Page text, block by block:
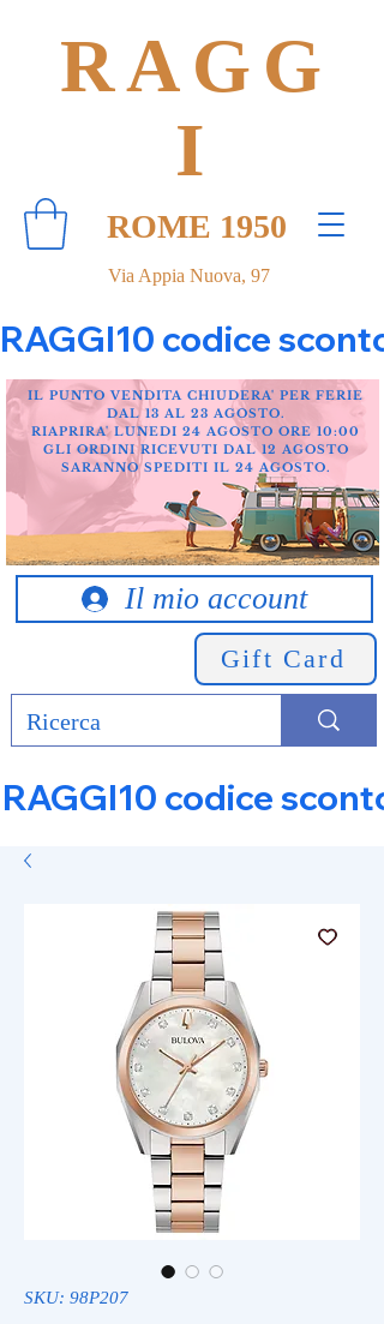
Via Appia Nuova, 97
RAGG
I
ROME 1950
RAGGI10 codice
Il mio account
Gift Card
IL PUNTO VENDITA CHIUDERA' PER FERIE
DAL 13 AL 23 AGOSTO.
RIAPRIRA' LUNEDI 24 AGOSTO ORE 10:00
GLI ORDINI RICEVUTI DAL 12 AGOSTO
SARANNO SPEDITI IL 24 AGOSTO.
RAGGI10 codice
SKU: 98P207